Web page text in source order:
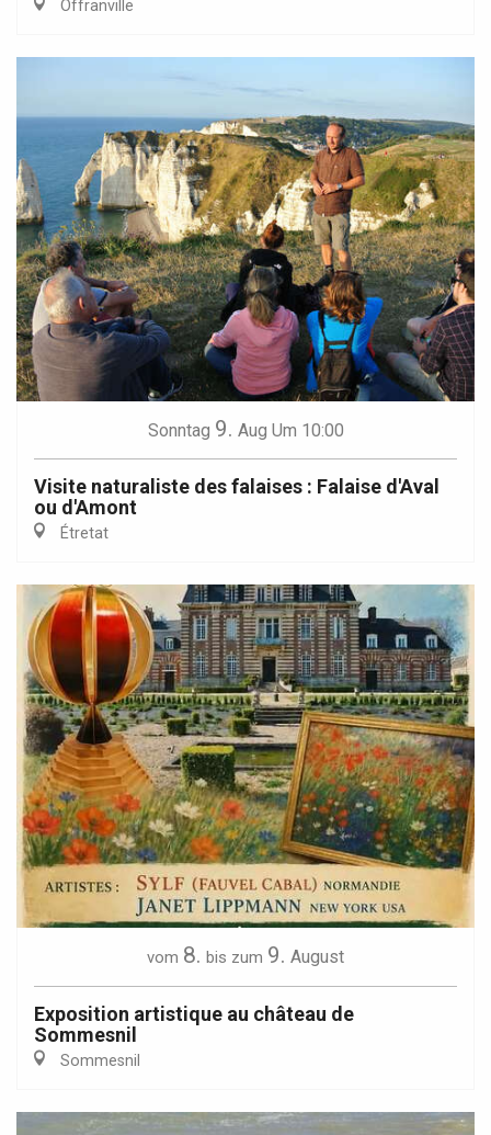
Offranville
Sonntag 9. Aug Um 10:00
Visite naturaliste des falaises : Falaise d'Aval
ou d'Amont
Étretat
vom 8. bis zum 9. August
Exposition artistique au château de
Sommesnil
Sommesnil